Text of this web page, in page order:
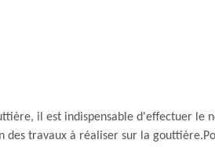
il est indispensable d'effectuer le
des travaux à réaliser sur la